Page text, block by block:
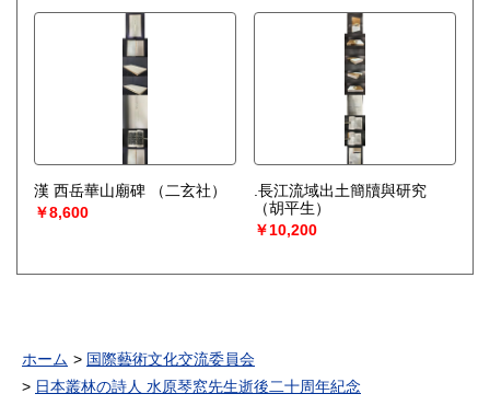
漢 西岳華山廟碑
（二玄社）
￥8,600
.長江流域出土簡牘與研究
（胡平生）
￥10,200
ホーム
国際藝術文化交流委員会
日本叢林の詩人 水原琴窓先生逝後二十周年紀念